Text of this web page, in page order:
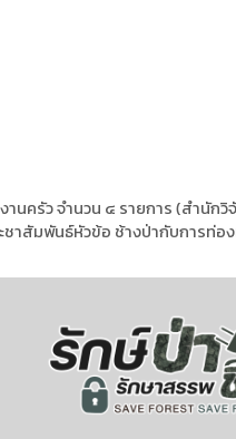
นครัว จำนวน ๔ รายการ (สำนัก
าสัมพันธ์หัวข้อ ช้างป่ากับการท่อ